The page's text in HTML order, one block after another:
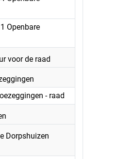
Openbare
voor de raad
- raad
Dorpshuizen